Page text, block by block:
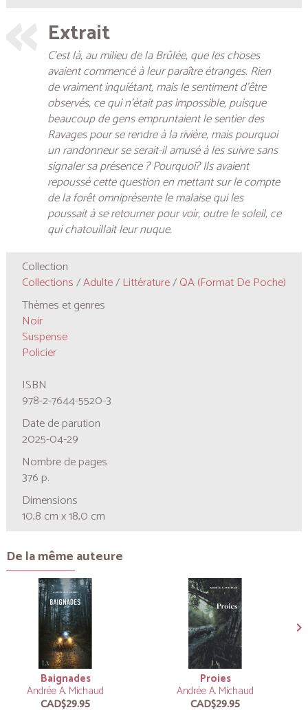
Extrait
C’est là, au milieu de la Brûlée, que les choses
avaient commencé à leur paraître étranges. Rien
de vraiment inquiétant, mais le sentiment d’être
observés, ce qui n’était pas impossible, puisque
beaucoup de gens empruntaient le sentier des
Ravages pour se rendre à la rivière, mais pourquoi
un randonneur se serait-il amusé à les suivre sans
signaler sa présence ? Pourquoi? Ils avaient
repoussé cette question en mettant sur le compte
de la forêt omniprésente le malaise qui les
poussait à se retourner pour voir, outre le soleil, ce
qui chatouillait leur nuque.
Collection
Collections/Adulte/ Littérature/QA (format De Poche)
Thèmes et genres
Noir
Suspense
Policier
ISBN
978-2-7644-5520-3
Date de parution
2025-04-29
Nombre de pages
376 p.
Dimensions
10,8 cm x 18,0 cm
De la même auteure
Baignades
Andrée A. Michaud
CAD$29.95
Proies
Andrée A. Michaud
CAD$29.95